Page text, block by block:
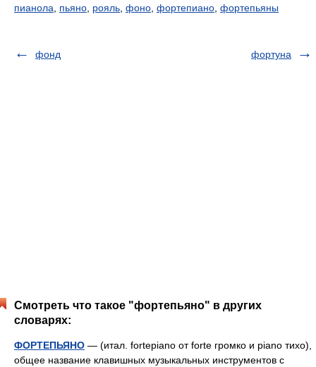
пианола
пьяно рояль фоно фортепиано фортепьяны
фонд фортуна
Смотреть что такое "фортепьяно" в других
словарях:
ФОРТЕПЬЯНО — (итал. fortepiano от forte громко и piano тихо),
общее название клавишных музыкальных инструментов с